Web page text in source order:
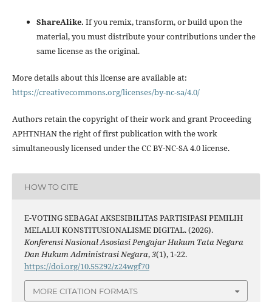
ShareAlike. If you remix, transform, or build upon the
material, you must distribute your contributions under the
same license as the original.
More details about this license are available at:
https://creativecommons.org/licenses/by-nc-sa/4.0/
Authors retain the copyright of their work and grant Proceeding
APHTNHAN the right of first publication with the work
simultaneously licensed under the CC BY-NC-SA 4.0 license.
HOW TO CITE
E-VOTING SEBAGAI AKSESIBILITAS PARTISIPASI PEMILIH
MELALUI KONSTITUSIONALISME DIGITAL. (2026).
Konferensi Nasional Asosiasi Pengajar Hukum Tata Negara
Dan Hukum Administrasi Negara,3(1), 1-22.
https://doi.org/10.55292/z24wgf70
MORE CITATION FORMATS